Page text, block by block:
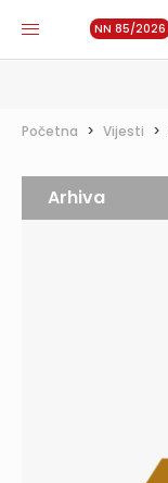
NN 85/2026
Početna > Vijesti >
Arhiva